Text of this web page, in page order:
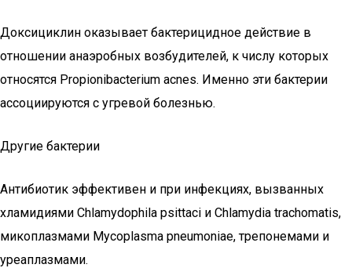
Доксициклин оказывает бактерицидное действие в
отношении анаэробных возбудителей, к числу которых
относятся Propionibacterium acnes. Именно эти бактерии
ассоциируются с угревой болезнью.
Другие бактерии
Антибиотик эффективен и при инфекциях, вызванных
хламидиями Chlamydophila psittaci и Chlamydia trachomatis,
микоплазмами Mycoplasma pneumoniae, трепонемами и
уреаплазмами.